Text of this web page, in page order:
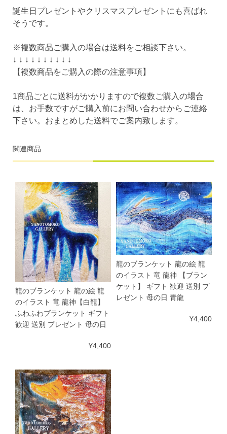
誕生日プレゼントやクリスマスプレゼントにも喜ばれ
そうです。
※複数商品ご購入の場合は送料をご相談下さい。
↓ ↓ ↓ ↓ ↓ ↓ ↓ ↓ ↓ ↓
【複数商品をご購入の際の注意事項】
1商品ごとに送料がかかりますので複数ご購入の場合
は、お手数ですがご購入前にお問い合わせからご連絡
下さい。おまとめした送料でご案内致します。
関連商品
龍のブランケット 龍の絵 龍
のイラスト 竜 龍神【白龍】
ふわふわブランケット ギフト
歓迎 送別 プレゼント 母の日
¥4,400
龍のブランケット 龍の絵 龍
のイラスト 竜 龍神 【ブラン
ケット】 ギフト 歓迎 送別 プ
レゼント 母の日 青龍
¥4,400